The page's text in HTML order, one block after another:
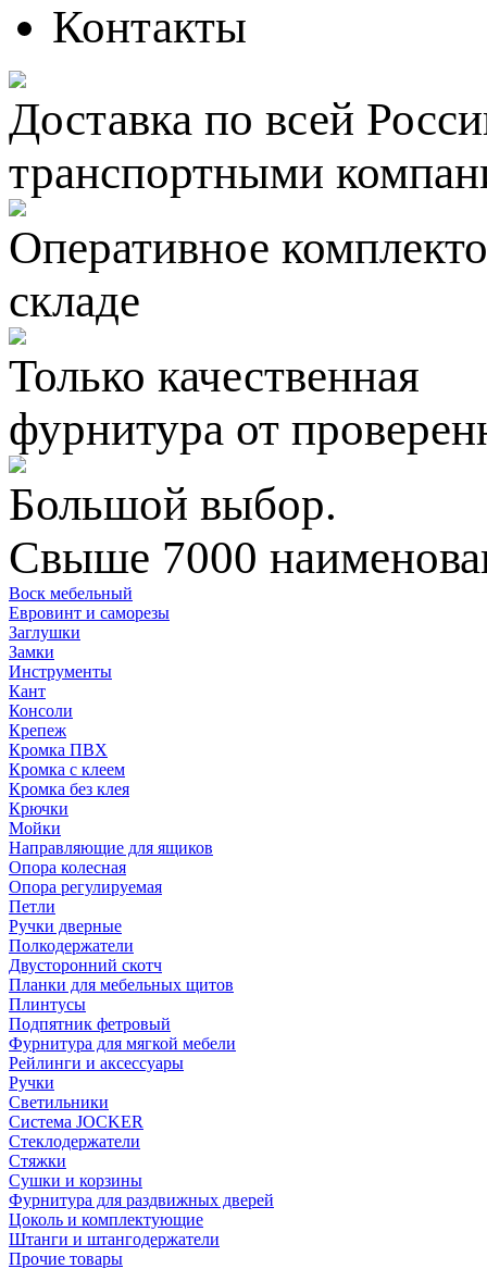
Контакты
Доставка по всей
транспортными
Оперативное
складе
Только качественная
фурнитура от
Большой выбор.
Свыше 7000
Воск мебельный
Евровинт и саморезы
Заглушки
Замки
Инструменты
Кант
Консоли
Крепеж
Кромка ПВХ
Кромка с клеем
Кромка без клея
Крючки
Мойки
Направляющие для ящиков
Опора колесная
Опора регулируемая
Петли
Ручки дверные
Полкодержатели
Двусторонний скотч
Планки для мебельных щитов
Плинтусы
Подпятник фетровый
Фурнитура для мягкой мебели
Рейлинги и аксессуары
Ручки
Светильники
Система JOCKER
Стеклодержатели
Стяжки
Сушки и корзины
Фурнитура для раздвижных дверей
Цоколь и комплектующие
Штанги и штангодержатели
Прочие товары